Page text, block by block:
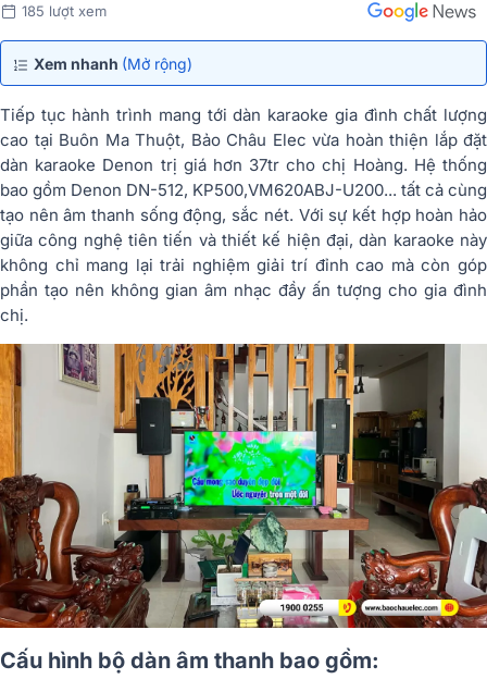
185 lượt xem
Xem nhanh (Mở rộng)
Tiếp tục hành trình mang tới dàn karaoke gia đình chất lượng
cao tại Buôn Ma Thuột, Bảo Châu Elec vừa hoàn thiện lắp đặt
dàn karaoke Denon trị giá hơn 37tr cho chị Hoàng. Hệ thống
bao gồm Denon DN-512, KP500,VM620ABJ-U200... tất cả cùng
tạo nên âm thanh sống động, sắc nét. Với sự kết hợp hoàn hảo
giữa công nghệ tiên tiến và thiết kế hiện đại, dàn karaoke này
không chỉ mang lại trải nghiệm giải trí đỉnh cao mà còn góp
phần tạo nên không gian âm nhạc đầy ấn tượng cho gia đình
chị.
Cấu hình bộ dàn âm thanh bao gồm: